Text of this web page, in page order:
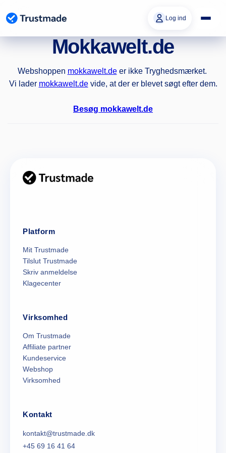
indhold
Log ind
Mokkawelt.de
Webshoppen mokkawelt.deer ikke Tryghedsmærket.
Vi lader mokkawelt.devide, at der er blevet søgt efter dem.
Besøg mokkawelt.de
Platform
Mit Trustmade
Tilslut Trustmade
Skriv anmeldelse
Klagecenter
Virksomhed
Om Trustmade
Affiliate partner
Kundeservice
Webshop
Virksomhed
Kontakt
kontakt@trustmade.dk
+45 69 16 41 64